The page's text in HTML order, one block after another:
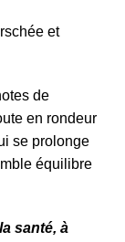
et
de
en rondeur
se prolonge
équilibre
santé, à